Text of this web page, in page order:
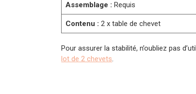
Assemblage : Requis
Contenu : 2 x table de chevet
Pour assurer la stabilité, n’oubliez pas
lot de 2 chevets.